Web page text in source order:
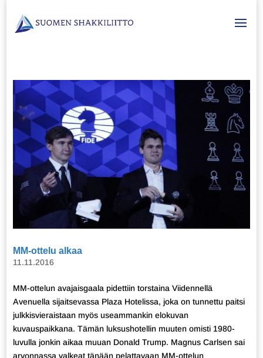
MM-ottelu alkaa
11.11.2016
MM-ottelun avajaisgaala pidettiin torstaina Viidennellä
Avenuella sijaitsevassa Plaza Hotelissa, joka on tunnettu paitsi
julkkisvieraistaan myös useammankin elokuvan
kuvauspaikkana. Tämän luksushotellin muuten omisti 1980-
luvulla jonkin aikaa muuan Donald Trump. Magnus Carlsen sai
arvonnassa valkeat tänään pelattavaan MM-ottelun